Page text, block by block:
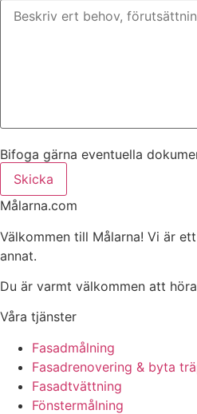
Bifoga gärna eventuella
Skicka
Målarna.com
Välkommen till Målarna! Vi är
annat.
Du är varmt välkommen att
Våra tjänster
Fasadmålning
Fasadrenovering & byta
Fasadtvättning
Fönstermålning